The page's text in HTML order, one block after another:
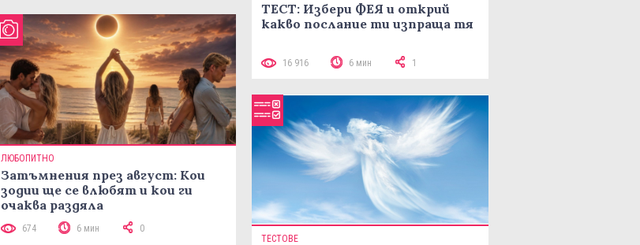
ЛЮБОПИТНО
Затъмнения през август: Кои
зодии ще се влюбят и кои ги
очаква раздяла
674 6 мин 0
ТЕСТ: Избери ФЕЯ и открий
какво послание ти изпраща тя
16 916 6 мин 1
ТЕСТОВЕ